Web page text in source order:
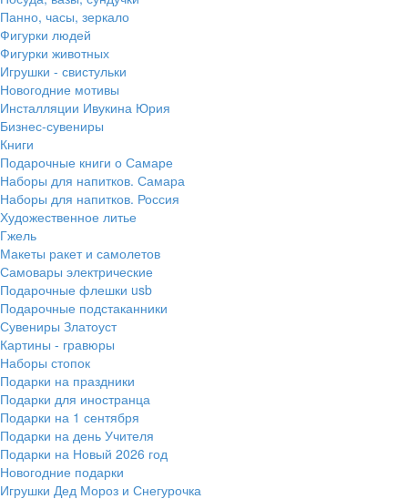
Панно, часы, зеркало
Фигурки людей
Фигурки животных
Игрушки - свистульки
Новогодние мотивы
Инсталляции Ивукина Юрия
Бизнес-сувениры
Книги
Подарочные книги о Самаре
Наборы для напитков. Самара
Наборы для напитков. Россия
Художественное литье
Гжель
Макеты ракет и самолетов
Самовары электрические
Подарочные флешки usb
Подарочные подстаканники
Сувениры Златоуст
Картины - гравюры
Наборы стопок
Подарки на праздники
Подарки для иностранца
Подарки на 1 сентября
Подарки на день Учителя
Подарки на Новый 2026 год
Новогодние подарки
Игрушки Дед Мороз и Снегурочка